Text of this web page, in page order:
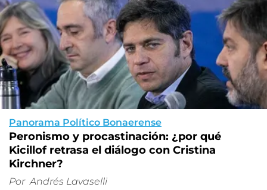
Panorama Político Bonaerense
Peronismo y procastinación: ¿por qué
Kicillof retrasa el diálogo con Cristina
Kirchner?
Por Andrés Lavaselli